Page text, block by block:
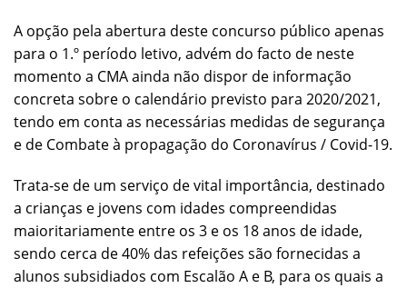
A opção pela abertura deste concurso público apenas
para o 1.º período letivo, advém do facto de neste
momento a CMA ainda não dispor de informação
concreta sobre o calendário previsto para 2020/2021,
tendo em conta as necessárias medidas de segurança
e de Combate à propagação do Coronavírus / Covid-19.
Trata-se de um serviço de vital importância, destinado
a crianças e jovens com idades compreendidas
maioritariamente entre os 3 e os 18 anos de idade,
sendo cerca de 40% das refeições são fornecidas a
alunos subsidiados com Escalão A e B, para os quais a